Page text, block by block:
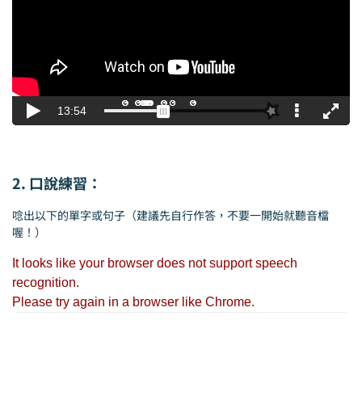
2. 口說練習：
唸出以下的單字或句子（建議先自行作答，不要一開始就聽音檔
喔！）